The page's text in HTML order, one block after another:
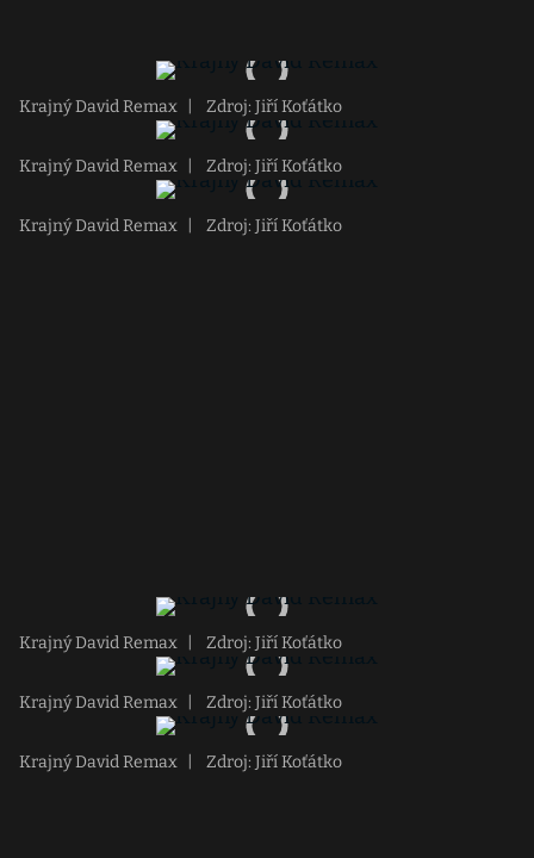
Krajný David Remax Zdroj: Jiří Koťátko
Krajný David Remax Zdroj: Jiří Koťátko
Krajný David Remax Zdroj: Jiří Koťátko
Krajný David Remax Zdroj: Jiří Koťátko
Krajný David Remax Zdroj: Jiří Koťátko
Krajný David Remax Zdroj: Jiří Koťátko